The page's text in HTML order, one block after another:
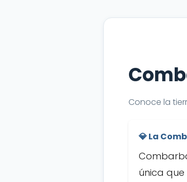
Conoce la
💎 La
única